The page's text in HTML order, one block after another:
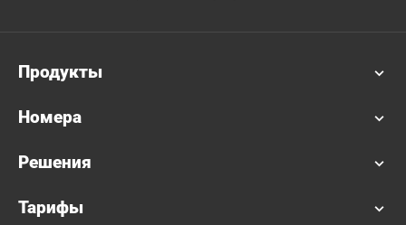
Продукты
Номера
Решения
Тарифы